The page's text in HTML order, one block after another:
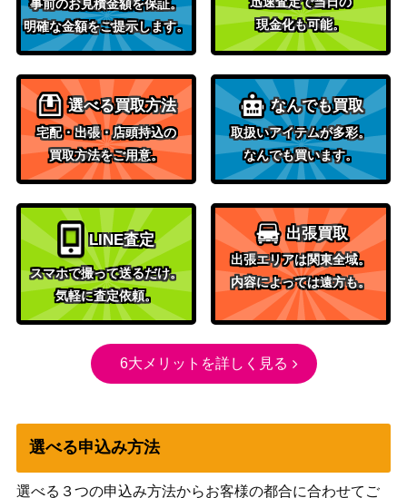
事前のお見積金額を保証。
明確な金額をご提示します。
現金化も可能。
選べる買取方法
宅配・出張・店頭持込の
買取方法をご用意。
なんでも買取
取扱いアイテムが多彩。
なんでも買います。
LINE査定
スマホで撮って送るだけ。
気軽に査定依頼。
出張買取
出張エリアは関東全域。
内容によっては遠方も。
6大メリットを詳しく見る
選べる申込み方法
選べる３つの申込み方法からお客様の都合に合わせてご